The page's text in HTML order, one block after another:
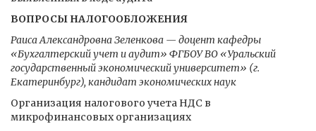
ВОПРОСЫ НАЛОГООБЛОЖЕНИЯ
Раиса Александровна Зеленкова — доцент кафедры
«Бухгалтерский учет и аудит» ФГБОУ ВО «Уральский
государственный экономический университет» (г.
Екатеринбург), кандидат экономических наук
Организация налогового учета НДС в
микрофинансовых организациях